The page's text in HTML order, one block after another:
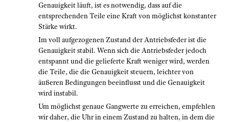
Genauigkeit läuft, ist es notwendig, dass auf die
entsprechenden Teile eine Kraft von möglichst konstanter
Stärke wirkt.
Im voll aufgezogenen Zustand der Antriebsfeder ist die
Genauigkeit stabil. Wenn sich die Antriebsfeder jedoch
entspannt und die gelieferte Kraft weniger wird, werden
die Teile, die die Genauigkeit steuern, leichter von
äußeren Bedingungen beeinflusst und die Genauigkeit
wird instabil.
Um möglichst genaue Gangwerte zu erreichen, empfehlen
wir daher, die Uhr in einem Zustand zu halten, in dem die